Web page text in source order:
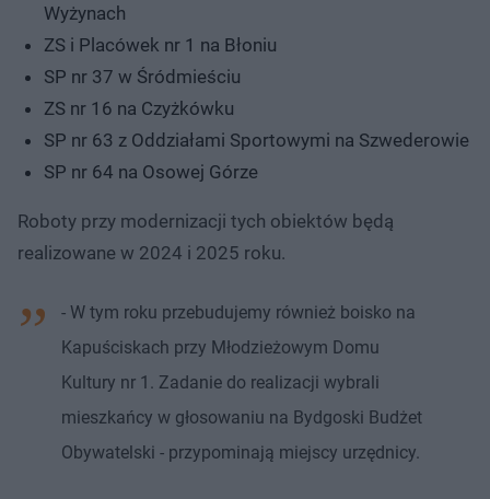
Wyżynach
ZS i Placówek nr 1 na Błoniu
SP nr 37 w Śródmieściu
ZS nr 16 na Czyżkówku
SP nr 63 z Oddziałami Sportowymi na Szwederowie
SP nr 64 na Osowej Górze
Roboty przy modernizacji tych obiektów będą
realizowane w 2024 i 2025 roku.
- W tym roku przebudujemy również boisko na
Kapuściskach przy Młodzieżowym Domu
Kultury nr 1. Zadanie do realizacji wybrali
mieszkańcy w głosowaniu na Bydgoski Budżet
Obywatelski - przypominają miejscy urzędnicy.